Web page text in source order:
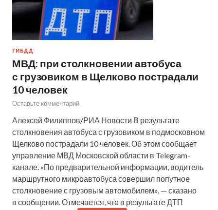
ГИБДД
МВД: при столкновении автобуса
с грузовиком в Щелково пострадали
10 человек
Оставьте комментарий
Алексей Филиппов/РИА Новости В результате
столкновения автобуса с грузовиком в подмосковном
Щелково пострадали 10 человек. Об этом сообщает
управление МВД Московской области в Telegram-
канале. «По предварительной информации, водитель
маршрутного микроавтобуса совершил попутное
столкновение с грузовым автомобилем», — сказано
в сообщении. Отмечается, что в результате ДТП